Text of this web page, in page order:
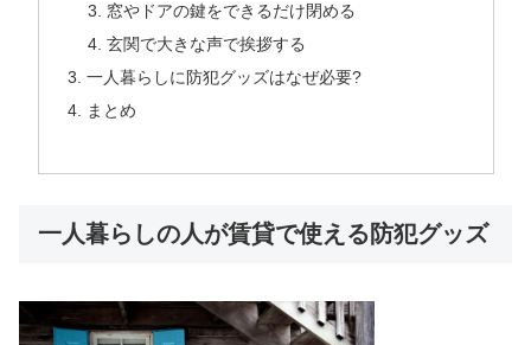
窓やドアの鍵をできるだけ閉める
玄関で大きな声で挨拶する
一人暮らしに防犯グッズはなぜ必要?
まとめ
一人暮らしの人が賃貸で使える防犯グッズ